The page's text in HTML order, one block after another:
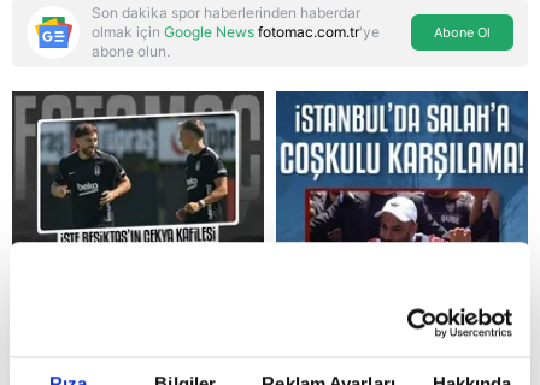
Reddet
Son dakika spor haberlerinden haberdar
olmak için Google News fotomac.com.tr'ye
abone olun.
Abone Ol